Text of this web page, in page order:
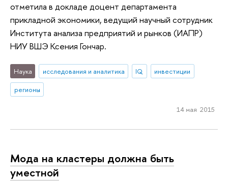
отметила в докладе доцент департамента
прикладной экономики, ведущий научный сотрудник
Института анализа предприятий и рынков (ИАПР)
НИУ ВШЭ Ксения Гончар.
Наука исследования и аналитика IQ
инвестиции
регионы
14 мая 2015
Мода на кластеры должна быть
уместной